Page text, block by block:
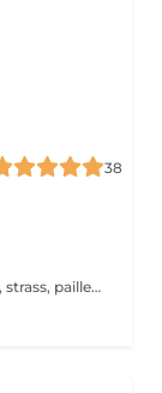
38
Remplissage avec déco simple incluse, dessins, strass, paillettes,etc